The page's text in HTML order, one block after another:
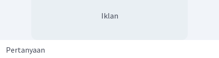
Iklan
Pertanyaan